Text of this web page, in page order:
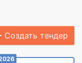
Создать тендер